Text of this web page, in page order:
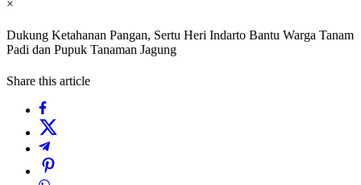
×
Dukung Ketahanan Pangan, Sertu Heri Indarto Bantu Warga Tanam
Padi dan Pupuk Tanaman Jagung
Share this article